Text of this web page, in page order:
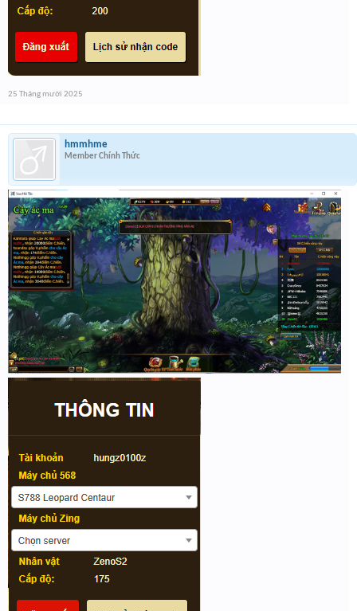
25 Tháng mười 2025
hmmhme
Member Chính Thức